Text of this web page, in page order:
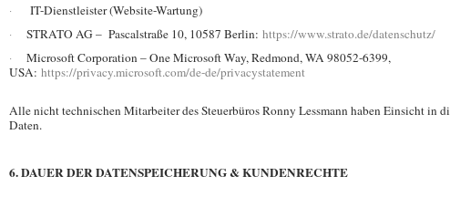
· IT-Dienstleister (Website-Wartung)
· STRATO AG – Pascalstraße 10, 10587 Berlin: https://www.strato.de/datenschutz/
·
Microsoft Corporation – One Microsoft Way, Redmond, WA 98052-6399,
USA: https://privacy.microsoft.com/de-de/privacystatement
Alle nicht technischen Mitarbeiter des Steuerbüros Ronny Lessmann haben Einsicht in
Daten.
6. DAUER DER DATENSPEICHERUNG & KUNDENRECHTE